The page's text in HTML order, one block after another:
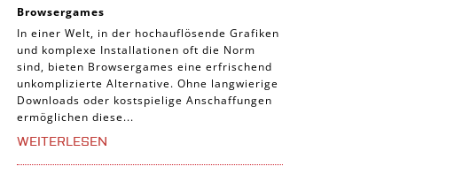
Piraten Spiele
Sport Spiele
Pferde Spiele
Simulation Spiele
Browsergames
In einer Welt, in der hochauflösende Grafiken
und komplexe Installationen oft die Norm
sind, bieten Browsergames eine erfrischend
unkomplizierte Alternative. Ohne langwierige
Downloads oder kostspielige Anschaffungen
ermöglichen diese...
WEITERLESEN